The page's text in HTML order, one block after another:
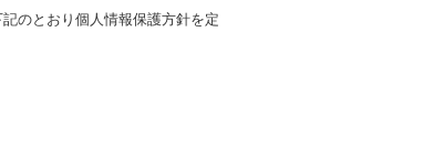
のとおり個人情報保護方針を定